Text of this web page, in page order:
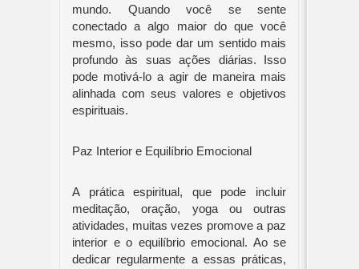
mundo. Quando você se sente
conectado a algo maior do que você
mesmo, isso pode dar um sentido mais
profundo às suas ações diárias. Isso
pode motivá-lo a agir de maneira mais
alinhada com seus valores e objetivos
espirituais.
Paz Interior e Equilíbrio Emocional
A prática espiritual, que pode incluir
meditação, oração, yoga ou outras
atividades, muitas vezes promove a paz
interior e o equilíbrio emocional. Ao se
dedicar regularmente a essas práticas,